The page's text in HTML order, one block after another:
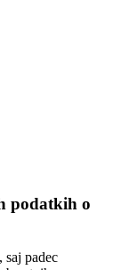
podatkih o
saj padec